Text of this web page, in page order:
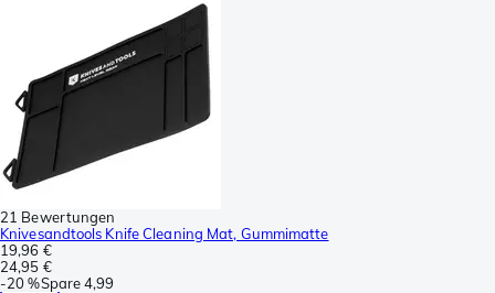
21 Bewertungen
Knivesandtools Knife Cleaning Mat, Gummimatte
19,96 €
24,95 €
-20 %Spare4,99